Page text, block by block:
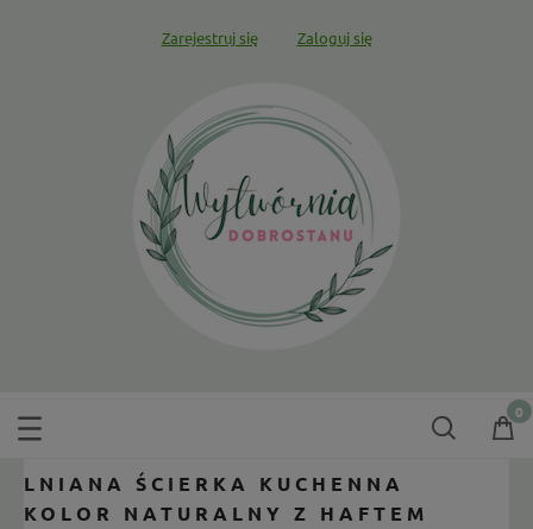
Zarejestruj się Zaloguj się
LNIANA ŚCIERKA KUCHENNA
KOLOR NATURALNY Z HAFTEM